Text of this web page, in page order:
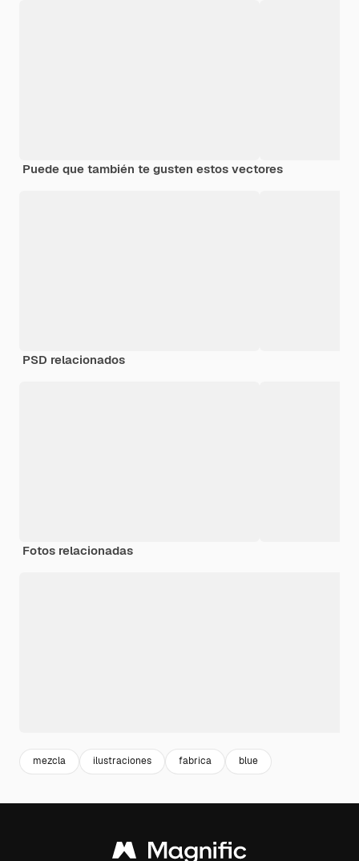
Puede que también te gusten estos vectores
PSD relacionados
Fotos relacionadas
mezcla ilustraciones fabrica blue